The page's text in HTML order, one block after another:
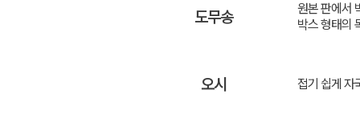
도무송
원본 판에서
박스 형태의
오시 접기 쉽게 자